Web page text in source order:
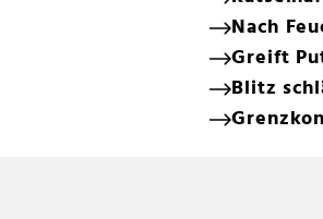
Nach
Greift
Blitz